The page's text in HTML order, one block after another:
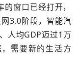
窗口已经打开，
3.0阶段，智能汽
人均GDP迈过1万
需要新的生活方